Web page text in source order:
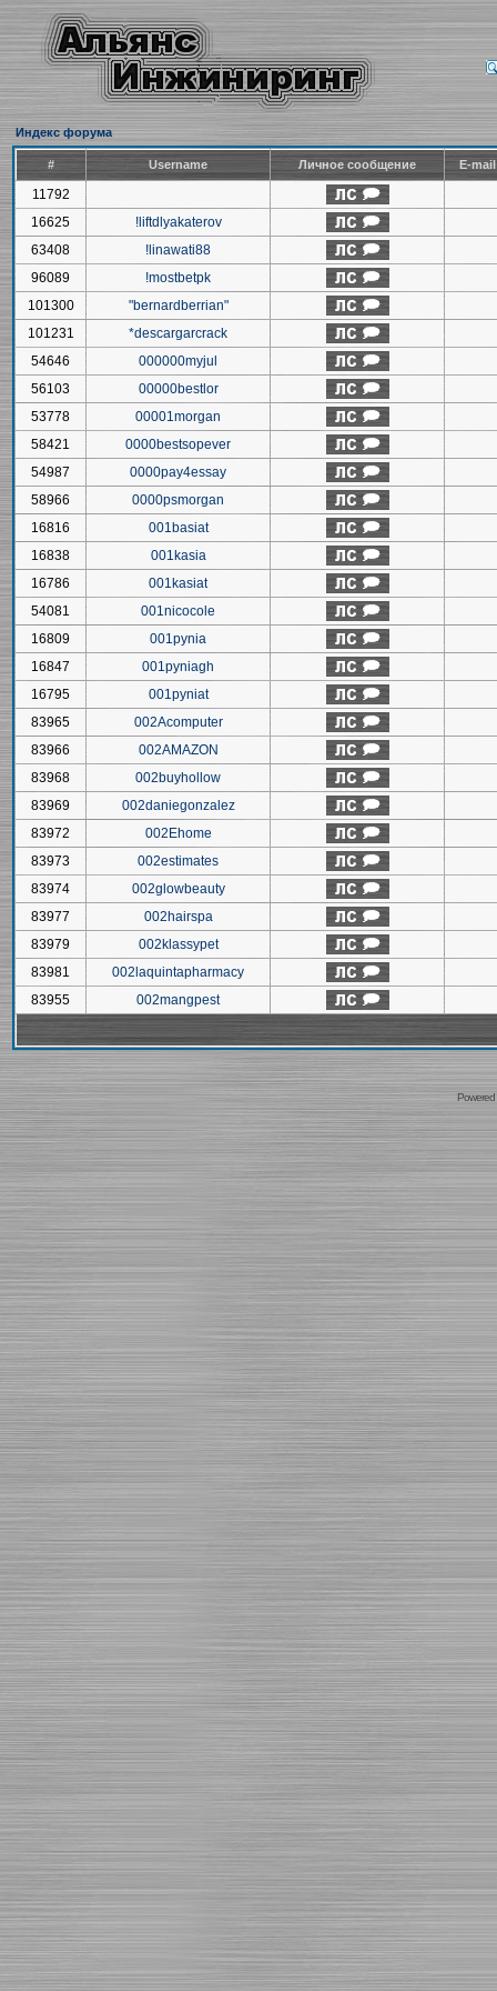
Индекс форума
# Username Личное сообщение E-
11792
16625
!liftdlyakaterov
63408
!linawati88
96089
!mostbetpk
101300
"bernardberrian"
101231
*descargarcrack
54646
000000myjul
56103
00000bestlor
53778
00001morgan
58421
0000bestsopever
54987
0000pay4essay
58966
0000psmorgan
16816
001basiat
16838
001kasia
16786
001kasiat
54081
001nicocole
16809
001pynia
16847
001pyniagh
16795
001pyniat
83965
002Acomputer
83966
002AMAZON
83968
002buyhollow
83969
002daniegonzalez
83972
002Ehome
83973
002estimates
83974
002glowbeauty
83977
002hairspa
83979
002klassypet
83981
002laquintapharmacy
83955
002mangpest